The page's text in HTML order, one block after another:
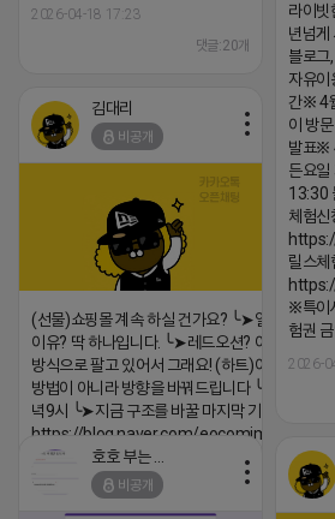
2026-04-18 17:23
댓글:20개
라이빗
년넘게
블로
자유
간※ 4
이 방
발표※
든요
13:30
체험
릴스체
※특이
험권
2026-
김대리
비공개
(선물)쇼핑몰 계속 하실 건가요? ╰➤열심히 해도
이유? 딱 하나입니다. ╰➤레드오션? 아니요! ╰➤모
방식으로 팔고 있어서 그래요! (하트)이번엔 다
방법이 아니라 방향을 바꿔드립니다 ╰➤4월 21일
녁9시 ╰➤지금 구조를 바꿀 마지막 기회
https://blog.naver.com/eocomim/
2026-04-18 17:15
비공개